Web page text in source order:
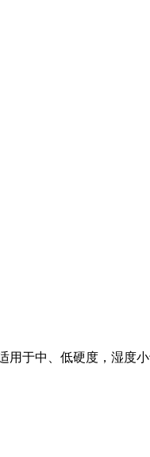
于中、低硬度，湿度